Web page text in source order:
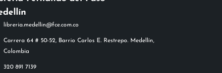
libreria.medellin@fce.com.co
Carrera 64 # 50-52, Barrio Carlos E. Restrepo. Medellín,
Colombia
320 891 7139